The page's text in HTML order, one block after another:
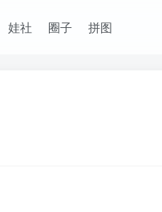
娃社 圈子 拼图